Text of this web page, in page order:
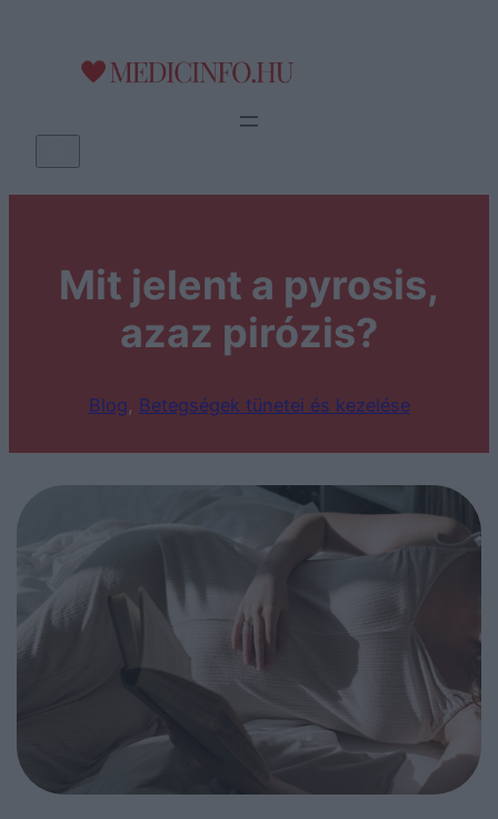
tartalomhoz
Mit jelent a pyrosis,
azaz pirózis?
Blog, Betegségek tünetei és kezelése